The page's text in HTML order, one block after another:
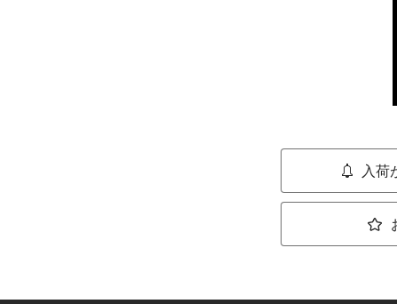
入荷